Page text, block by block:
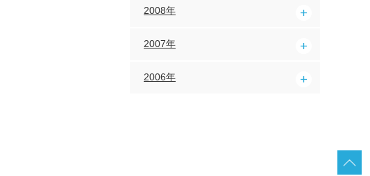
2008年
2007年
2006年